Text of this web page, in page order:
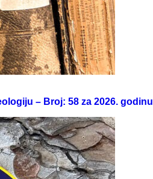
– Broj: 58 za 2026. godinu